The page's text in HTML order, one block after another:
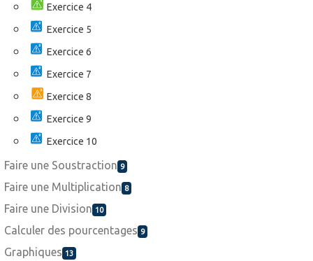
Exercice 4
Exercice 5
Exercice 6
Exercice 7
Exercice 8
Exercice 9
Exercice 10
Faire une Soustraction 9
Faire une Multiplication 8
Faire une Division 10
Calculer des pourcentages 9
Graphiques 13